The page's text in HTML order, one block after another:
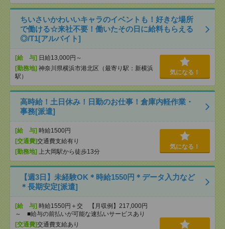
ちいさいかわいいキャラのイベントも！好きな場所
で働ける☆来社不要！働いたその日に給料もらえる
◎/T1[アルバイト]
[給 与] 日給13,000円～
[勤務地] 神奈川県横浜市港北区（最寄り駅：新横浜
駅）
気になる！
高時給！土日休み！日勤のお仕事！倉庫内軽作業・
事務[派遣]
[給 与] 時給1500円
[交通費]交通費支給有り
[勤務地] 上大岡駅から徒歩13分
気になる！
【週3日】未経験OK＊時給1550円＊データ入力など
＊長期安定[派遣]
[給 与] 時給1550円＋交 【月収例】217,000円
～ ■給与の前払いが可能な速払いサービスあり
[交通費]交通費支給あり